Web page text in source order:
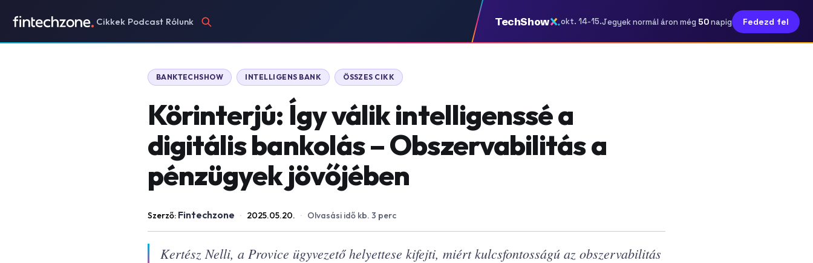
Cikkek Podcast Rólunk TechShow okt. 14-15.Jegyek normál áron még 50napig Fedezd fel
BANKTECHSHOW INTELLIGENS BANK ÖSSZES CIKK
Körinterjú: Így válik intelligenssé a
digitális bankolás – Obszervabilitás a
pénzügyek jövőjében
Szerző: Fintechzone · 2025.05.20. · Olvasási idő kb. 3 perc
Kertész Nelli, a Provice ügyvezető helyettese kifejti, miért kulcsfontosságú az obszervabilitás